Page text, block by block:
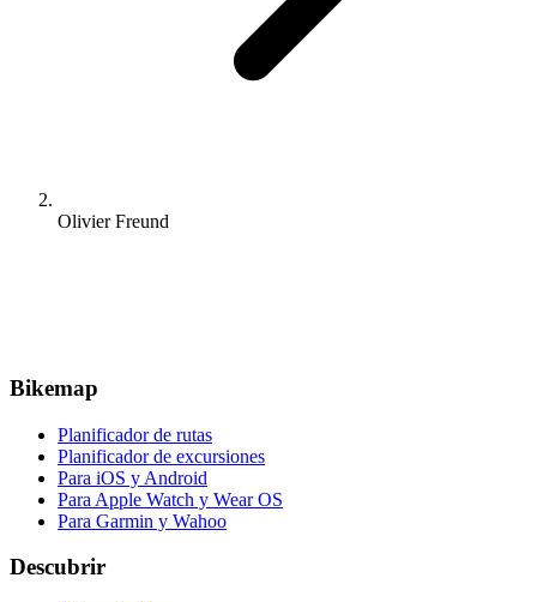
Olivier Freund
Bikemap
Planificador de rutas
Planificador de excursiones
Para iOS y Android
Para Apple Watch y Wear OS
Para Garmin y Wahoo
Descubrir